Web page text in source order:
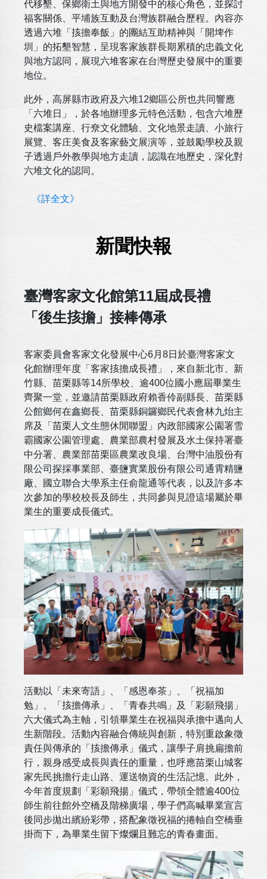
代移墾、保鄉衛土與地方開發中的核心角色，並探討
福客關係、平埔族互動及台灣族群融合歷程。內容亦
透過六堆「㧡擔奉飯」的團結互助精神與「開埤作
圳」的拓墾智慧，呈現客家族群長期累積的忠義文化
與地方認同，展現六堆客家在台灣歷史發展中的重要
地位。
此外，高屏縣市政府及六堆12鄉區公所也共同響應
「六堆日」，於各地辦理多元特色活動，包含六堆歷
史檔案講座、行尞文化體驗、文化地景走讀、小旅行
展覽、客庄美食及客家藝文展演等，並鼓勵學校及親
子透過戶外教學與地方走讀，認識在地歷史，深化對
六堆文化的認同。
《詳全文》
新聞快報
臺灣客家文化館第11屆成長禮
「後生㧡擔」接棒傳承
客家委員會客家文化發展中心6月8日於臺灣客家文
化館辦理年度「客家㧡擔成長禮」，來自新北市、新
竹縣、苗栗縣等14所學校、逾400位國小應屆畢業生
齊聚一堂，並邀請苗栗縣政府賴香伶副縣長、苗栗縣
公館鄉何在鑫鄉長、苗栗縣銅鑼鄉民代表會林九炲主
席及「苗栗人文生態休閒聯盟」內政部國家公園署雪
霸國家公園管理處、農業部農村發展及水土保持署臺
中分署、農業部苗栗區農業改良場、台灣中油股份有
限公司探採事業部、臺鹽實業股份有限公司通霄精鹽
廠、國立聯合大學系主任俞龍通等代表，以及許多本
次參加的學校校長及師生，共同參與見證這場屬於畢
業生的重要成長儀式。
活動以「未來寄語」、「感恩奉茶」、「祝福加
勉」、「㧡擔傳承」、「青春共鳴」及「彩願飛揚」
六大儀式為主軸，引領畢業生在祝福與承擔中邁向人
生新階段。活動內容融合傳統與創新，特別重啟象徵
責任與傳承的「㧡擔傳承」儀式，讓學子肩挑扁擔前
行，親身感受成長與責任的重量，也呼應苗栗山城客
家先民挑擔行走山路、運送物資的生活記憶。此外，
今年首度規劃「彩願飛揚」儀式，帶領全體逾400位
師生前往館外空橋及階梯廣場，學子們高喊畢業宣言
後同步拋出繽紛彩帶，搭配象徵祝福的捲軸自空橋垂
掛而下，為畢業生留下燦爛且難忘的青春畫面。